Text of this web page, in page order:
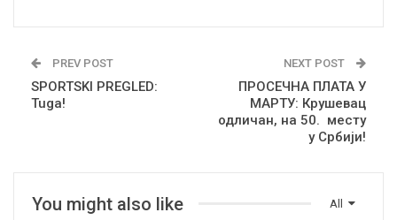
PREV POST
SPORTSKI PREGLED:
Tuga!
NEXT POST
ПРОСЕЧНА ПЛАТА У
МАРТУ: Крушевац
одличан, на 50. месту
у Србији!
All
You might also like